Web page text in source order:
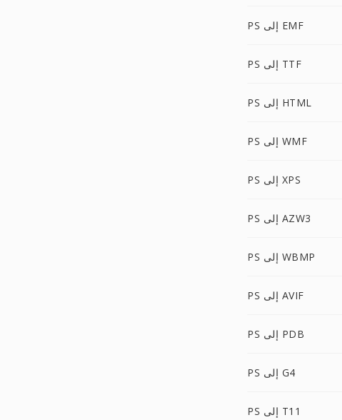
PS إلى EMF
PS إلى TTF
PS إلى HTML
PS إلى WMF
PS إلى XPS
PS إلى AZW3
PS إلى WBMP
PS إلى AVIF
PS إلى PDB
PS إلى G4
PS إلى T11